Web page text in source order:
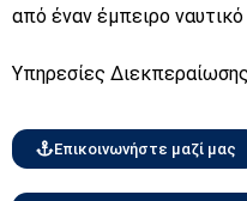
από έναν έμπειρο
Υπηρεσίες
Επικοινωνήστε μαζί μας